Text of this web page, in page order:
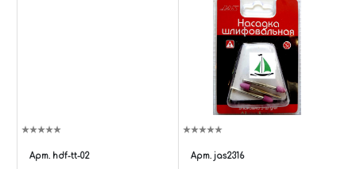
Арт. hdf-tt-02 Арт. jas2316